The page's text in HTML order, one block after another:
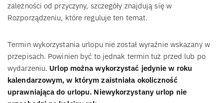
zależności od przyczyny, szczegóły znajdują się w
Rozporządzeniu, które reguluje ten temat.
Termin wykorzystania urlopu nie został wyraźnie wskazany w
przepisach. Powinien być to jednak termin tuż przed lub po
wydarzeniu. Urlop można wykorzystać jedynie w roku
kalendarzowym, w którym zaistniała okoliczność
uprawniająca do urlopu. Niewykorzystany urlop nie